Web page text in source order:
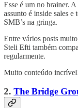
Esse é um no brainer.
assunto é inside sales
SMB’s na gringa.
Entre vários posts
Steli Efti também
regularmente.
Muito conteúdo
2. The Bridge